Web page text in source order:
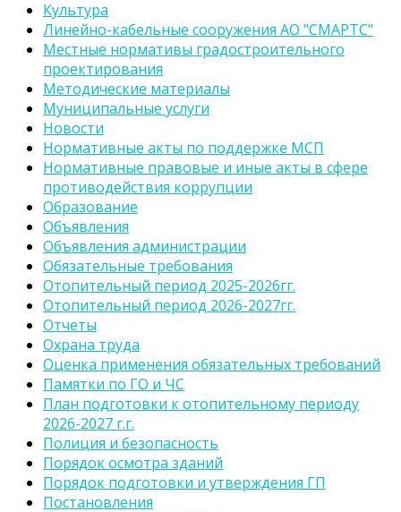
Культура
Линейно-кабельные сооружения АО "СМАРТС"
Местные нормативы градостроительного
проектирования
Методические материалы
Муниципальные услуги
Новости
Нормативные акты по поддержке МСП
Нормативные правовые и иные акты в сфере
противодействия коррупции
Образование
Объявления
Объявления администрации
Обязательные требования
Отопительный период 2025-2026гг.
Отопительный период 2026-2027гг.
Отчеты
Охрана труда
Оценка применения обязательных требований
Памятки по ГО и ЧС
План подготовки к отопительному периоду
2026-2027 г.г.
Полиция и безопасность
Порядок осмотра зданий
Порядок подготовки и утверждения ГП
Постановления